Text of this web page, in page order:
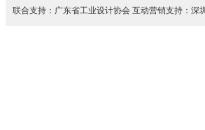
联合支持： 广东省工业设计协会互动营销支持： 深